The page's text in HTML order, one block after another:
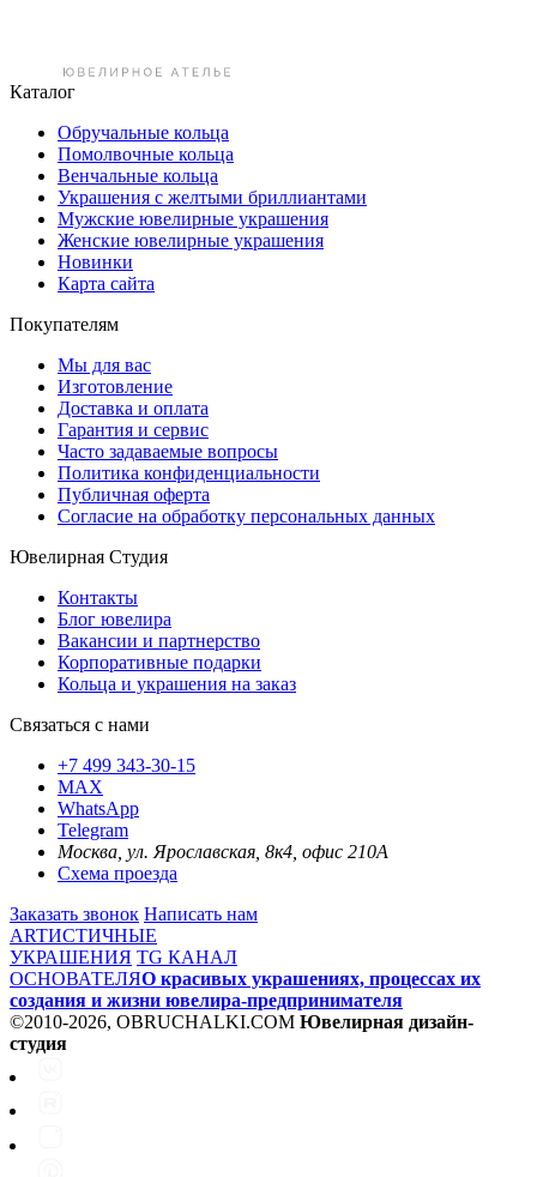
Каталог
Обручальные кольца
Помолвочные кольца
Венчальные кольца
Украшения с желтыми бриллиантами
Мужские ювелирные украшения
Женские ювелирные украшения
Новинки
Карта сайта
Покупателям
Мы для вас
Изготовление
Доставка и оплата
Гарантия и сервис
Часто задаваемые вопросы
Политика конфиденциальности
Публичная оферта
Согласие на обработку персональных данных
Ювелирная Студия
Контакты
Блог ювелира
Вакансии и партнерство
Корпоративные подарки
Кольца и украшения на заказ
Связаться с нами
+7 499 343-30-15
MAX
WhatsApp
Telegram
Москва, ул. Ярославская, 8к4, офис 210А
Схема проезда
Заказать звонок Написать нам
ARTИСТИЧНЫЕ
УКРАШЕНИЯ TG КАНАЛ
ОСНОВАТЕЛЯО красивых украшениях, процессах их
создания и жизни ювелира-предпринимателя
©2010-2026, OBRUCHALKI.COM Ювелирная дизайн-
студия